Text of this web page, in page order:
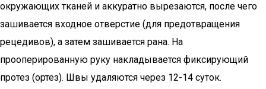
окружающих тканей и аккуратно вырезаются, после чего
зашивается входное отверстие (для предотвращения
рецедивов), а затем зашивается рана. На
прооперированную руку накладывается фиксирующий
протез (ортез). Швы удаляются через 12-14 суток.